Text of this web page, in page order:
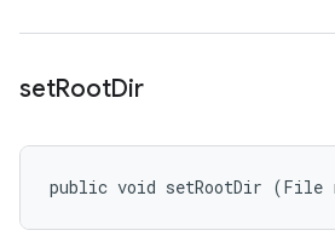
setRootDir
public void setRootDir (File